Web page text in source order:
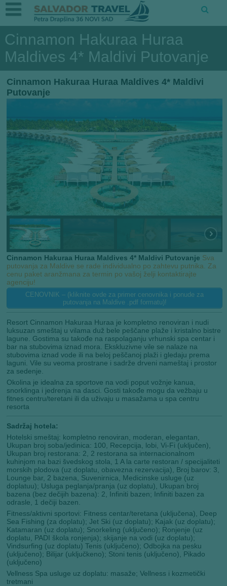
Cinnamon Hakuraa Huraa
Maldives 4* Maldivi Putovanje
Cinnamon Hakuraa Huraa Maldives 4* Maldivi
Putovanje
Cinnamon Hakuraa Huraa Maldives 4* Maldivi Putovanje Sva
putovanja za Maldive se rade individualno po zahtevu putnika. Za
cenu paket aranžmana za termin po vašoj želji kontaktirajte
agenciju!
CENOVNIK – (kliknite ovde za primer cenovnika i ponude za
putovanja na Maldive .pdf formatu)!
Resort Cinnamon Hakuraa Huraa je kompletno renoviran i nudi
luksuzan smeštaj u vilama duž bele peščane plaže i kristalno bistre
lagune. Gostima su takođe na raspolaganju vrhunski spa centar i
bar na stubovima iznad mora. Ekskluzivne vile se nalaze na
stubovima iznad vode ili na beloj peščanoj plaži i gledaju prema
laguni. Vile su veoma prostrane i sadrže drveni nameštaj i prostor
za sedenje.
Okolina je idealna za sportove na vodi poput vožnje kanua,
snorklinga i jedrenja na dasci. Gosti takođe mogu da vežbaju u
fitnes centru/teretani ili da uživaju u masažama u spa centru
resorta
Sadržaj hotela:
Hotelski smeštaj: kompletno renoviran, moderan, elegantan,
Ukupan broj soba/jedinica: 100, Recepcija, lobi, Vi-Fi (uključen),
Ukupan broj restorana: 2, 2 restorana sa internacionalnom
kuhinjom na bazi švedskog stola, 1 A la carte restoran / specijaliteti
morskih plodova (uz doplatu, obavezna rezervacija), Broj barov: 3,
Lounge bar, 2 bazena, Suvenirnica, Medicinske usluge (uz
doplatuu); Usluga peglanja/pranja (uz doplatu), Ukupan broj
bazena (bez dečijih bazena): 2, Infiniti bazen; Infiniti bazen za
odrasle, 1 dečiji bazen.
Fitness/aktivni sportovi: Fitness centar/teretana (uključena), Deep
Sea Fishing (za doplatu); Jet Ski (uz doplatu); Kajak (uz doplatu);
Katamaran (uz doplatu); Snorkeling (uključeno); Ronjenje (uz
doplatu, PADI škola ronjenja); skijanje na vodi (uz doplatu);
Vindsurfing (uz doplatu) Tenis (uključeno); Odbojka na pesku
(uključeno); Bilijar (uključkeno); Stoni tenis (uključeno), Pikado
(uključeno)
Vellness Spa usluge uz doplatu: masaže; Vellness i kozmetički
tretmani